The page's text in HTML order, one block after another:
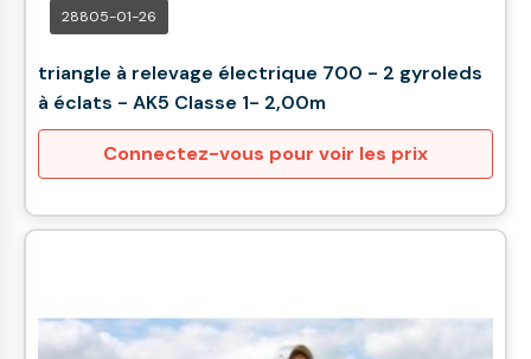
28805-01-26
triangle à relevage électrique 700 - 2 gyroleds
à éclats - AK5 Classe 1- 2,00m
Connectez-vous pour voir les prix